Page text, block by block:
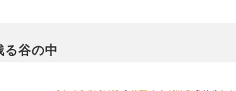
る谷の中